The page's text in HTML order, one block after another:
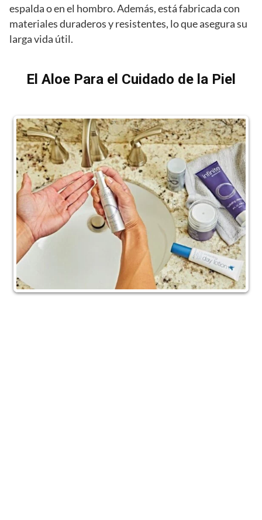
espalda o en el hombro. Además, está fabricada con
materiales duraderos y resistentes, lo que asegura su
larga vida útil.
El Aloe Para el Cuidado de la Piel